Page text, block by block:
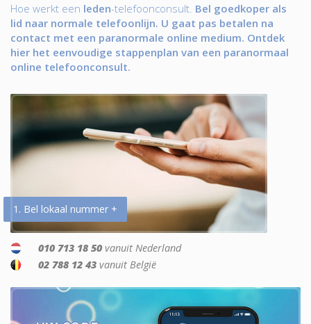
Hoe werkt een leden-telefoonconsult. Bel goedkoper als
lid naar normale telefoonlijn. U gaat pas betalen na
contact met een paranormale online medium. Ontdek
hier het eenvoudige stappenplan van een paranormaal
online telefoonconsult.
1. Bel lokaal nummer +
010 713 18 50 vanuit Nederland
02 788 12 43 vanuit België